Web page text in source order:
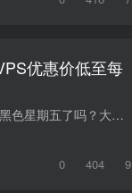
优惠价低至每
摘要：黑色星期五预热促销活动现已开启，黑色星期五挑战赛即将到来！各位LET用户，大家好！你们期待黑色星期五了吗？大家翘首以盼的黑色星期五预热促销活动现已上线！ MO VPS套餐优惠低至每年12...
0 404 9